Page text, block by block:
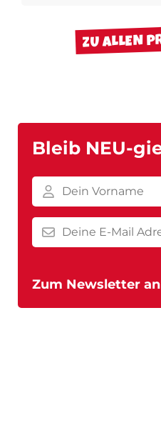
ZU ALLEN
Bleib NEU-